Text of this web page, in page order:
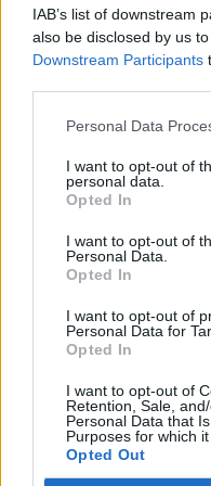
IAB’s list of downstream
also be disclosed by us
Downstream Participants
Personal Data
I want to opt-out of
personal data.
Opted In
I want to opt-out of
Personal Data.
Opted In
I want to opt-out of
Personal Data for
Opted In
I want to opt-out of
Retention, Sale,
Personal Data that
Purposes for which it
Opted Out
Vaizdai iš tragiškos
vaiko gyvybių išgelbėti
32 laipsnių šilumos
Žinios
V. Zalužno
Ukrainos politikoje: jis
Laidos | Nauja diena
Sinoptikai atsakė,
savaitę: karščiai